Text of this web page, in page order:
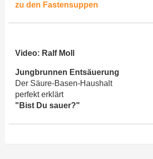
zu den Fastensuppen
Video: Ralf Moll
Jungbrunnen Entsäuerung
Der Säure-Basen-Haushalt
perfekt erklärt
"Bist Du sauer?"